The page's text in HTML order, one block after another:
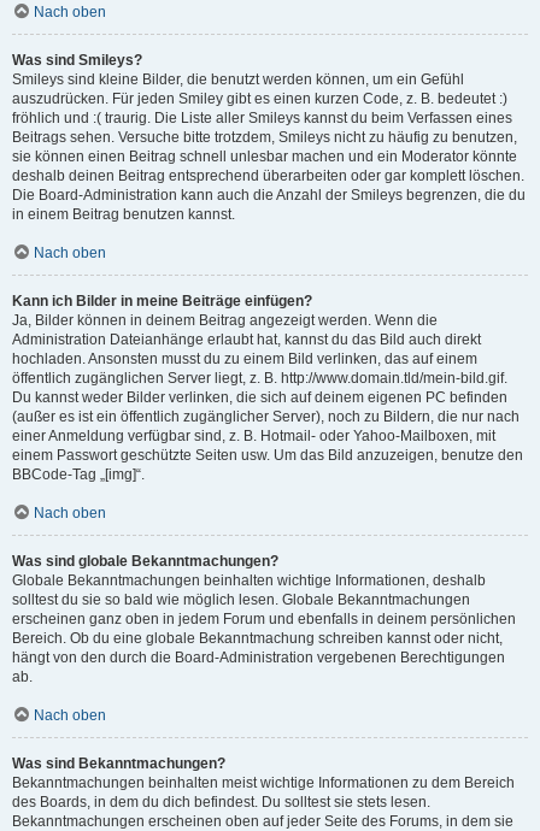
Nach oben
Was sind Smileys?
Smileys sind kleine Bilder, die benutzt werden können, um ein Gefühl
auszudrücken. Für jeden Smiley gibt es einen kurzen Code, z. B. bedeutet :)
fröhlich und :( traurig. Die Liste aller Smileys kannst du beim Verfassen eines
Beitrags sehen. Versuche bitte trotzdem, Smileys nicht zu häufig zu benutzen,
sie können einen Beitrag schnell unlesbar machen und ein Moderator könnte
deshalb deinen Beitrag entsprechend überarbeiten oder gar komplett löschen.
Die Board-Administration kann auch die Anzahl der Smileys begrenzen, die du
in einem Beitrag benutzen kannst.
Nach oben
Kann ich Bilder in meine Beiträge einfügen?
Ja, Bilder können in deinem Beitrag angezeigt werden. Wenn die
Administration Dateianhänge erlaubt hat, kannst du das Bild auch direkt
hochladen. Ansonsten musst du zu einem Bild verlinken, das auf einem
öffentlich zugänglichen Server liegt, z. B. http://www.domain.tld/mein-bild.gif.
Du kannst weder Bilder verlinken, die sich auf deinem eigenen PC befinden
(außer es ist ein öffentlich zugänglicher Server), noch zu Bildern, die nur nach
einer Anmeldung verfügbar sind, z. B. Hotmail- oder Yahoo-Mailboxen, mit
einem Passwort geschützte Seiten usw. Um das Bild anzuzeigen, benutze den
BBCode-Tag „[img]“.
Nach oben
Was sind globale Bekanntmachungen?
Globale Bekanntmachungen beinhalten wichtige Informationen, deshalb
solltest du sie so bald wie möglich lesen. Globale Bekanntmachungen
erscheinen ganz oben in jedem Forum und ebenfalls in deinem persönlichen
Bereich. Ob du eine globale Bekanntmachung schreiben kannst oder nicht,
hängt von den durch die Board-Administration vergebenen Berechtigungen
ab.
Nach oben
Was sind Bekanntmachungen?
Bekanntmachungen beinhalten meist wichtige Informationen zu dem Bereich
des Boards, in dem du dich befindest. Du solltest sie stets lesen.
Bekanntmachungen erscheinen oben auf jeder Seite des Forums, in dem sie